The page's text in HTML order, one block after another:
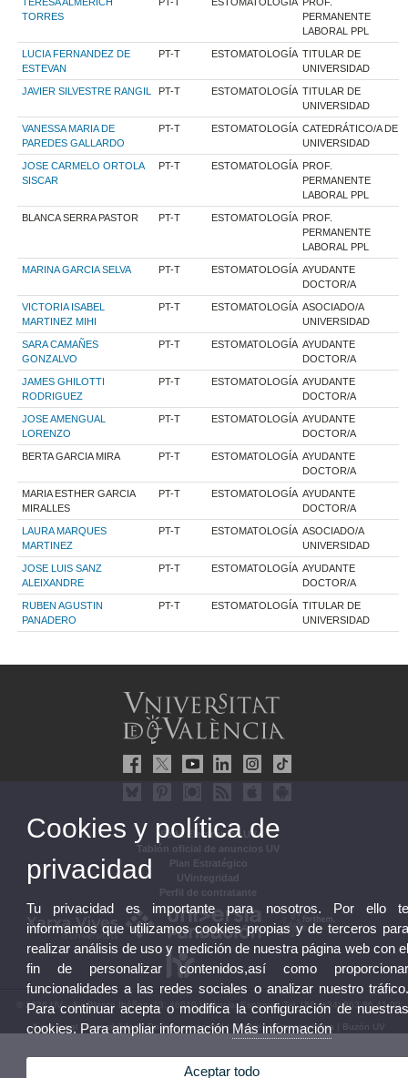
TORRES
PERMANENTE
LABORAL PPL
LUCIA FERNANDEZ DE
ESTEVAN
PT-T ESTOMATOLOGÍA TITULAR DE
UNIVERSIDAD
JAVIER SILVESTRE RANGIL PT-T ESTOMATOLOGÍA TITULAR DE
UNIVERSIDAD
VANESSA MARIA DE
PAREDES GALLARDO
PT-T ESTOMATOLOGÍA CATEDRÁTICO/A DE
UNIVERSIDAD
JOSE CARMELO ORTOLA
SISCAR
PT-T ESTOMATOLOGÍA PROF.
PERMANENTE
LABORAL PPL
BLANCA SERRA PASTOR PT-T ESTOMATOLOGÍA PROF.
PERMANENTE
LABORAL PPL
MARINA GARCIA SELVA PT-T ESTOMATOLOGÍA AYUDANTE
DOCTOR/A
VICTORIA ISABEL
MARTINEZ MIHI
PT-T ESTOMATOLOGÍA ASOCIADO/A
UNIVERSIDAD
SARA CAMAÑES
GONZALVO
PT-T ESTOMATOLOGÍA AYUDANTE
DOCTOR/A
JAMES GHILOTTI
RODRIGUEZ
PT-T ESTOMATOLOGÍA AYUDANTE
DOCTOR/A
JOSE AMENGUAL
LORENZO
PT-T ESTOMATOLOGÍA AYUDANTE
DOCTOR/A
BERTA GARCIA MIRA PT-T ESTOMATOLOGÍA AYUDANTE
DOCTOR/A
MARIA ESTHER GARCIA
MIRALLES
PT-T ESTOMATOLOGÍA AYUDANTE
DOCTOR/A
LAURA MARQUES
MARTINEZ
PT-T ESTOMATOLOGÍA ASOCIADO/A
UNIVERSIDAD
JOSE LUIS SANZ
ALEIXANDRE
PT-T ESTOMATOLOGÍA AYUDANTE
DOCTOR/A
RUBEN AGUSTIN
PANADERO
PT-T ESTOMATOLOGÍA TITULAR DE
UNIVERSIDAD
Sede Electrónica UV
Tablón oficial de anuncios UV
Plan Estratégico
UVintegridad
Perfil de contratante
© 2026 UV. - Av. Blasco Ibáñez, 13. 46010 València. Espanya. Tel. UV: (+34) 963 86 41 00
Aviso legal |Accesibilidad|Política privacidad| Cookies|Transparencia Buzón UV
Cookies y política de
privacidad
Tu privacidad es importante para nosotros. Por ello
informamos que utilizamos cookies propias y de terceros
realizar análisis de uso y medición de nuestra página web con
fin de personalizar contenidos,así como
funcionalidades a las redes sociales o analizar nuestro
Para continuar acepta o modifica la configuración de
cookies. Para ampliar información Más información
Aceptar todo